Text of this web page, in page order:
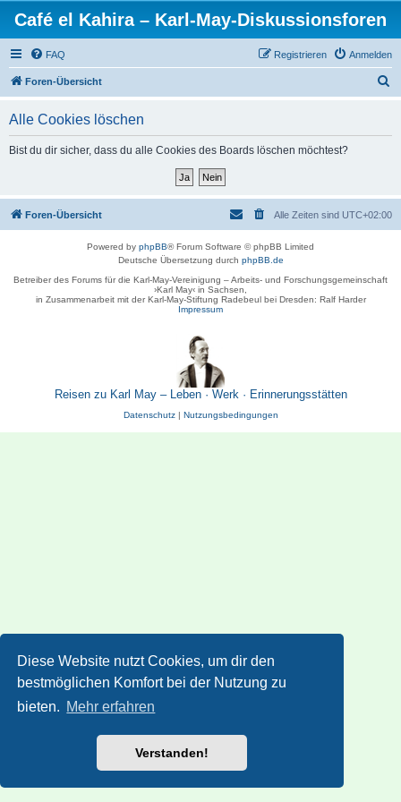
Diese Website nutzt Cookies, um dir den
bestmöglichen Komfort bei der Nutzung zu
bieten. Mehr erfahren
Verstanden!
Café el Kahira – Karl-May-Diskussionsforen
FAQ Anmelden
Registrieren
Foren-Übersicht
Alle Cookies löschen
Bist du dir sicher, dass du alle Cookies des Boards löschen möchtest?
Foren-Übersicht Alle Zeiten sind UTC+02:00
Powered by phpBB® Forum Software © phpBB Limited
Deutsche Übersetzung durch phpBB.de
Betreiber des Forums für die Karl-May-Vereinigung – Arbeits- und Forschungsgemeinschaft
›Karl May‹ in Sachsen,
in Zusammenarbeit mit der Karl-May-Stiftung Radebeul bei Dresden: Ralf Harder
Impressum
Reisen zu Karl May – Leben · Werk · Erinnerungsstätten
Datenschutz| Nutzungsbedingungen